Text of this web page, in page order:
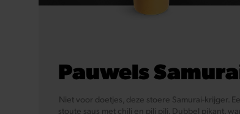
Pauwels
Niet voor doetjes, deze stoere Samurai-krijger.
stoute saus met chili en pili pili. Dubbel pikant,